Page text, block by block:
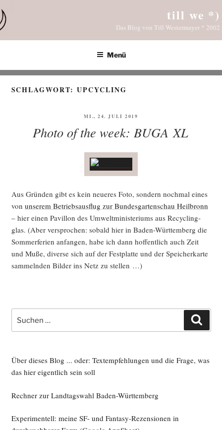
Inhalt
springen
till we *)
Das Blog von Till Westermayer * 2002
Menü
SCHLAGWORT:UPCYCLING
VERÖFFENTLICHT
MI., 24. JULI 2019
Photo of the week: BUGA XL
Aus Grün­den gibt es kein neue­res Foto, son­dern noch­mal eines
von unse­rem Betriebs­aus­flug zur Bun­des­gar­ten­schau Heil­bronn
– hier einen Pavil­lon des Umwelt­mi­nis­te­ri­ums aus Recy­cling­
glas. (Aber ver­spro­chen: sobald hier in Baden-Würt­tem­berg die
Som­mer­fe­ri­en anfan­gen, habe ich dann hof­fent­lich auch Zeit
und Muße, diver­se sich auf der Fest­plat­te und der Spei­cher­kar­te
sam­meln­den Bil­der ins Netz zu stellen …)
nach:
Über dieses Blog ... oder: Textempfehlungen und die Frage, was
das hier eigentlich sein soll
Rechner zur Landtagswahl Baden-Württemberg
Experimentell: meine SF- und Fantasy-Rezensionen in